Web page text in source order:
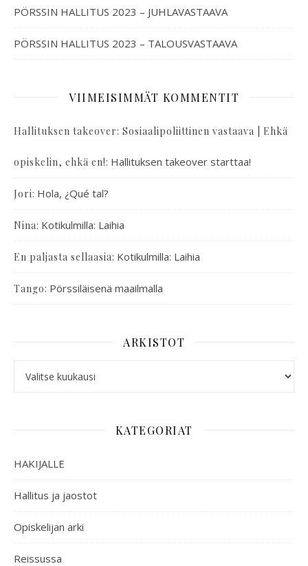
PÖRSSIN HALLITUS 2023 – JUHLAVASTAAVA
PÖRSSIN HALLITUS 2023 – TALOUSVASTAAVA
VIIMEISIMMÄT KOMMENTIT
Hallituksen takeover: Sosiaalipoliittinen vastaava | Ehkä
opiskelin, ehkä en!: Hallituksen takeover starttaa!
Jori: Hola, ¿Qué tal?
Nina: Kotikulmilla: Laihia
En paljasta sellaasia: Kotikulmilla: Laihia
Tango: Pörssiläisenä maailmalla
ARKISTOT
KATEGORIAT
HAKIJALLE
Hallitus ja jaostot
Opiskelijan arki
Reissussa